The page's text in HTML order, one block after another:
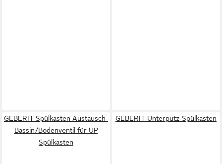
GEBERIT Spülkasten Austausch-
Bassin/Bodenventil für UP
Spülkasten
GEBERIT Unterputz-Spülkasten